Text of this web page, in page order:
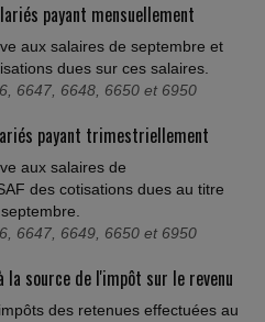
payant mensuellement
aux salaires de septembre et
dues sur ces salaires.
6647, 6648, 6650 et 6950
payant trimestriellement
aux salaires de
des cotisations dues au titre
6647, 6649, 6650 et 6950
la source de l'impôt sur le revenu
des retenues effectuées au